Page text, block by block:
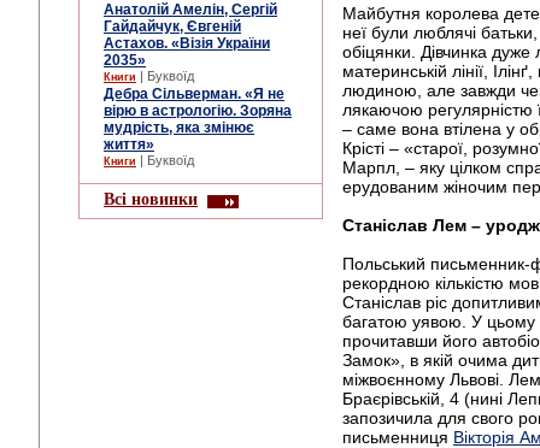
Анатолій Амелін, Сергій
Гайдайчук, Євгеній
Астахов. «Візія України
2035»
Книги | Буквоїд
Дебра Сільверман. «Я не
вірю в астрологію. Зоряна
мудрість, яка змінює
життя»
Книги | Буквоїд
Всі новинки
Майбутня королева
неї були люблячі
обіцянки. Дівчинка
материнській лінії,
людиною, але завжди
лякаючою регулярністю
– саме вона втілена у
Крісті – «старої,
Марпл, – яку цілком
ерудованим жіночим
Станіслав Лем –
Польський письменник-
рекордною кількістю
Станіслав ріс
багатою уявою. У цьому
прочитавши його
Замок», в якій очима
міжвоєнному Львові.
Браєрівській, 4 (нині
запозичила для свого
письменниця Вікторія